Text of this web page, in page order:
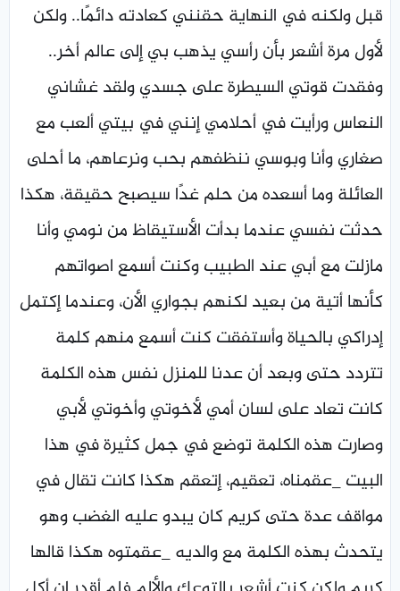
قبل ولكنه في النهاية حقنني كعادته دائمًا.. ولكن
لأول مرة أشعر بأن رأسي يذهب بي إلى عالم أخر..
وفقدت قوتي السيطرة على جسدي ولقد غشاني
النعاس ورأيت في أحلامي إنني في بيتي ألعب مع
صغاري وأنا وبوسي ننظفهم بحب ونرعاهم، ما أحلى
العائلة وما أسعده من حلم غدًا سيصبح حقيقة، هكذا
حدثت نفسي عندما بدأت الأستيقاظ من نومي وأنا
مازلت مع أبي عند الطبيب وكنت أسمع اصواتهم
كأنها أتية من بعيد لكنهم بجواري الأن، وعندما إكتمل
إدراكي بالحياة وأستفقت كنت أسمع منهم كلمة
تتردد حتى وبعد أن عدنا للمنزل نفس هذه الكلمة
كانت تعاد على لسان أمي لأخوتي وأخوتي لأبي
وصارت هذه الكلمة توضع في جمل كثيرة في هذا
البيت _عقمناه، تعقيم، إتعقم هكذا كانت تقال في
مواقف عدة حتى كريم كان يبدو عليه الغضب وهو
يتحدث بهذه الكلمة مع والديه _عقمتوه هكذا قالها